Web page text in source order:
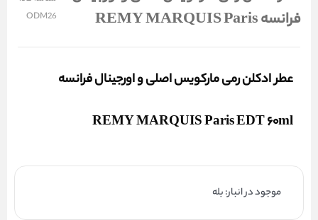
فرانسه REMY MARQUIS Paris
ODM26
عطر ادکلن رمی مارکویس اصلی و اورجینال فرانسه
REMY MARQUIS Paris EDT 60ml
موجود در انبار: بله